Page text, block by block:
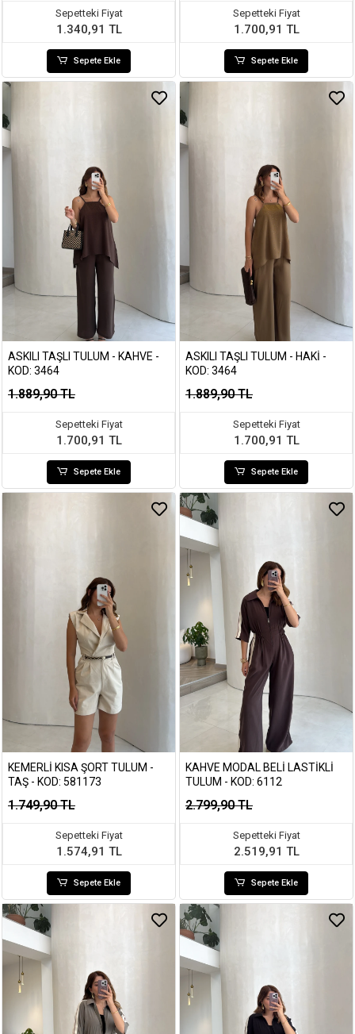
Sepetteki Fiyat
1.340,91 TL
Sepete Ekle
Sepetteki Fiyat
1.700,91 TL
Sepete Ekle
ASKILI TAŞLI TULUM - KAHVE -
KOD: 3464
1.889,90 TL
Sepetteki Fiyat
1.700,91 TL
Sepete Ekle
ASKILI TAŞLI TULUM - HAKI -
KOD: 3464
1.889,90 TL
Sepetteki Fiyat
1.700,91 TL
Sepete Ekle
KEMERLI KISA ŞORT TULUM -
TAŞ - KOD: 581173
1.749,90 TL
Sepetteki Fiyat
1.574,91 TL
Sepete Ekle
KAHVE MODAL BELI LASTIKLI
TULUM - KOD: 6112
2.799,90 TL
Sepetteki Fiyat
2.519,91 TL
Sepete Ekle